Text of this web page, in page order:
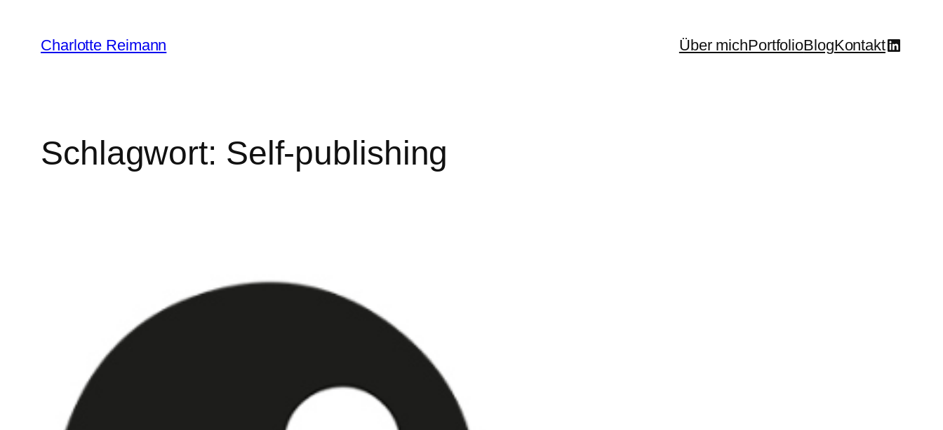
springen
Charlotte Reimann Über michPortfolioBlogKontakt
Schlagwort: Self-publishing